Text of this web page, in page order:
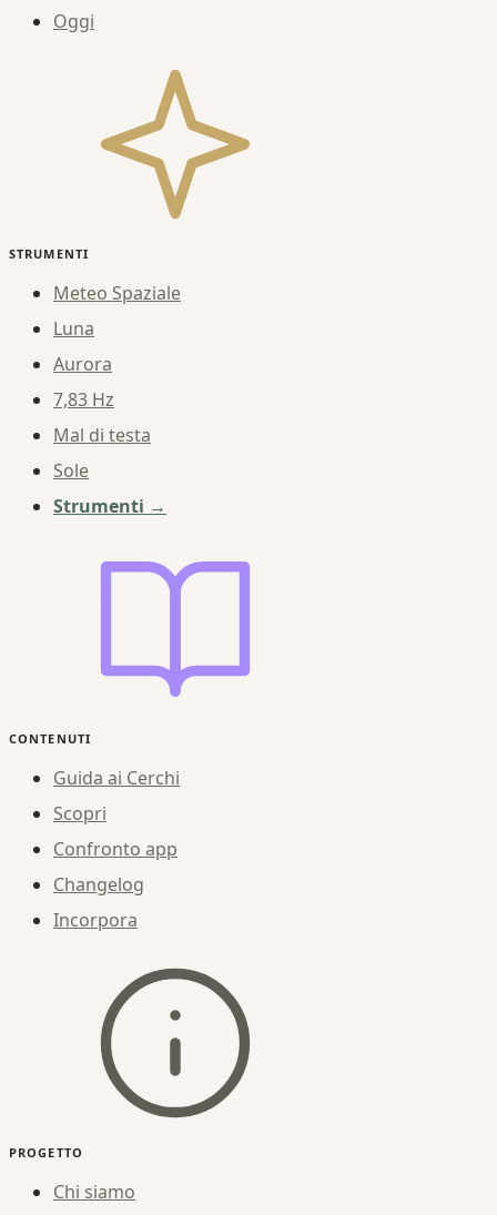
Oggi
STRUMENTI
Meteo Spaziale
Luna
Aurora
7,83 Hz
Mal di testa
Sole
Strumenti →
CONTENUTI
Guida ai Cerchi
Scopri
Confronto app
Changelog
Incorpora
PROGETTO
Chi siamo